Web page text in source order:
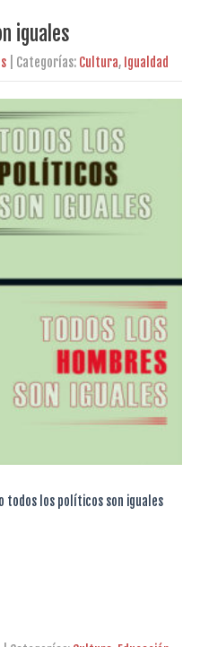
iguales
| Categorías: Cultura, Igualdad
todos los políticos son iguales